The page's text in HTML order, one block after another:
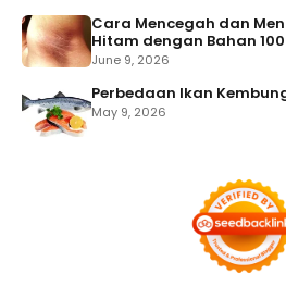
Cara Mencegah dan
Hitam dengan Bahan
June 9, 2026
Perbedaan Ikan
May 9, 2026